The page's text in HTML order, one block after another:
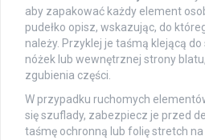
aby zapakować każdy element
pudełko opisz, wskazując, do
należy. Przyklej je taśmą klejącą
nóżek lub wewnętrznej strony
zgubienia części.
W przypadku ruchomych
się szuflady, zabezpiecz je przed
taśmę ochronną lub folię stretch na